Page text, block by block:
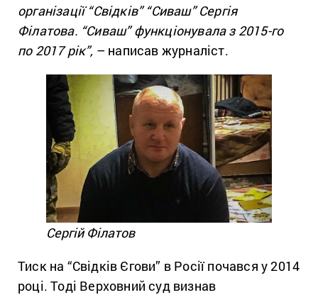
організації “Свідків” “Сиваш” Сергія
Філатова. “Сиваш” функціонувала з 2015-го
по 2017 рік”, – написав журналіст.
Сергій Філатов
Тиск на “Свідків Єгови” в Росії почався у 2014
році. Тоді Верховний суд визнав